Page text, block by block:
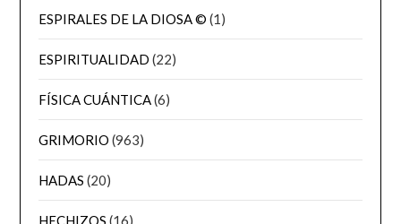
ESPIRALES DE LA DIOSA © (1)
ESPIRITUALIDAD (22)
FÍSICA CUÁNTICA(6)
GRIMORIO (963)
HADAS (20)
HECHIZOS (16)